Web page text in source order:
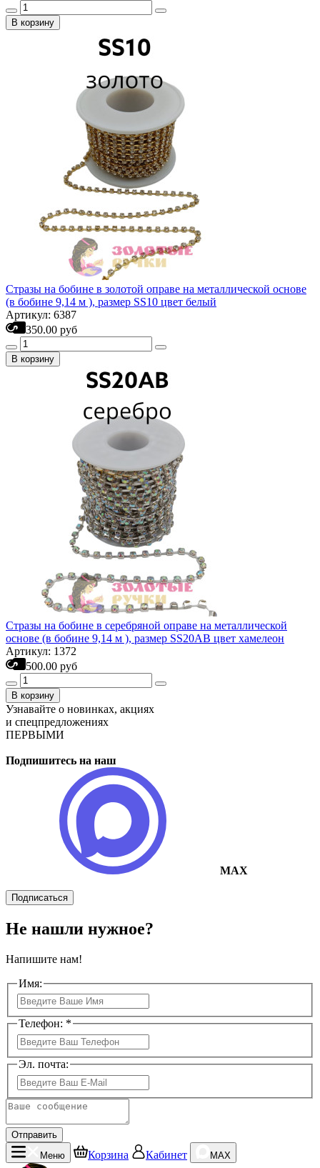
В корзину
Стразы на бобине в золотой оправе на металлической основе
(в бобине 9,14 м ), размер SS10 цвет белый
Артикул: 6387
350.00 руб
В корзину
Стразы на бобине в серебряной оправе на металлической
основе (в бобине 9,14 м ), размер SS20AB цвет хамелеон
Артикул: 1372
500.00 руб
В корзину
Узнавайте о новинках, акциях
и спецпредложениях
ПЕРВЫМИ
Подпишитесь на наш
MAX
Подписаться
Не нашли нужное?
Напишите нам!
Имя:
Телефон: *
Эл. почта:
Отправить
Меню
Корзина Кабинет MAX